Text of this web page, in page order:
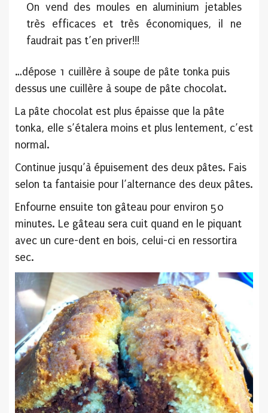
On vend des moules en aluminium jetables
très efficaces et très économiques, il ne
faudrait pas t’en priver!!!
…dépose 1 cuillère à soupe de pâte tonka puis
dessus une cuillère à soupe de pâte chocolat.
La pâte chocolat est plus épaisse que la pâte
tonka, elle s’étalera moins et plus lentement, c’est
normal.
Continue jusqu’à épuisement des deux pâtes. Fais
selon ta fantaisie pour l’alternance des deux pâtes.
Enfourne ensuite ton gâteau pour environ 50
minutes. Le gâteau sera cuit quand en le piquant
avec un cure-dent en bois, celui-ci en ressortira
sec.